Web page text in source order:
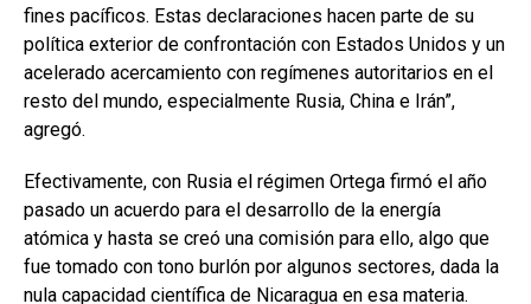
fines pacíficos. Estas declaraciones hacen parte de su
política exterior de confrontación con Estados Unidos y un
acelerado acercamiento con regímenes autoritarios en el
resto del mundo, especialmente Rusia, China e Irán”,
agregó.
Efectivamente, con Rusia el régimen Ortega firmó el año
pasado un acuerdo para el desarrollo de la energía
atómica y hasta se creó una comisión para ello, algo que
fue tomado con tono burlón por algunos sectores, dada la
nula capacidad científica de Nicaragua en esa materia.